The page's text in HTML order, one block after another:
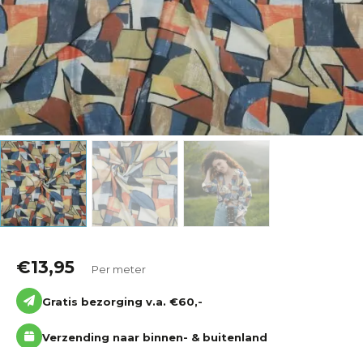
€13,95 Per meter
Gratis bezorging v.a. €60,-
Verzending naar binnen- & buitenland